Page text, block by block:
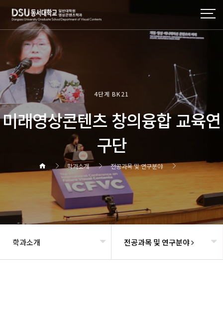
4단계 BK21
미래영상콘텐츠 창의융합 교육연
구단
학과소개 전공과목 및 연구분야
학과소개 전공과목 및 연구분야